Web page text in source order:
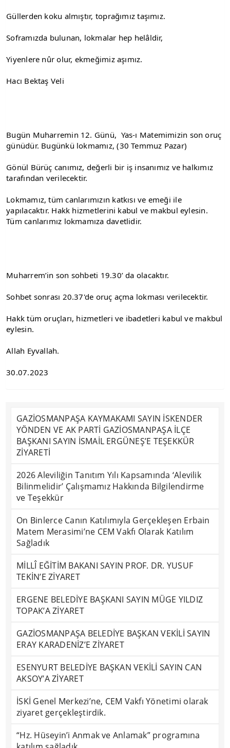
Güllerden koku almıştır, toprağımız taşımız.
Soframızda bulunan, lokmalar hep helâldir,
Yiyenlere nûr olur, ekmeğimiz aşımız.
Hacı Bektaş Veli
Bugün Muharremin 12. Günü,  Yas-ı Matemimizin son oruç
günüdür. Bugünkü lokmamız, (30 Temmuz Pazar)
Gönül Bürüç canımız, değerli bir iş insanımız ve halkımız
tarafından verilecektir.
Lokmamız, tüm canlarımızın katkısı ve emeği ile
yapılacaktır. Hakk hizmetlerini kabul ve makbul eylesin.
Tüm canlarımız lokmamıza davetlidir.
Muharrem’in son sohbeti 19.30’ da olacaktır.
Sohbet sonrası 20.37'de oruç açma lokması verilecektir.
Hakk tüm oruçları, hizmetleri ve ibadetleri kabul ve makbul
eylesin.
Allah Eyvallah.
30.07.2023
GAZİOSMANPAŞA KAYMAKAMI SAYIN İSKENDER
YÖNDEN VE AK PARTİ GAZİOSMANPAŞA İLÇE
BAŞKANI SAYIN İSMAİL ERGÜNEŞ’E TEŞEKKÜR
ZİYARETİ
2026 Aleviliğin Tanıtım Yılı Kapsamında ‘Alevilik
Bilinmelidir’ Çalışmamız Hakkında Bilgilendirme
ve Teşekkür
On Binlerce Canın Katılımıyla Gerçekleşen Erbain
Matem Merasimi’ne CEM Vakfı Olarak Katılım
Sağladık
MİLLÎ EĞİTİM BAKANI SAYIN PROF. DR. YUSUF
TEKİN’E ZİYARET
ERGENE BELEDİYE BAŞKANI SAYIN MÜGE YILDIZ
TOPAK’A ZİYARET
GAZİOSMANPAŞA BELEDİYE BAŞKAN VEKİLİ SAYIN
ERAY KARADENİZ’E ZİYARET
ESENYURT BELEDİYE BAŞKAN VEKİLİ SAYIN CAN
AKSOY’A ZİYARET
İSKİ Genel Merkezi’ne, CEM Vakfı Yönetimi olarak
ziyaret gerçekleştirdik.
“Hz. Hüseyin’i Anmak ve Anlamak” programına